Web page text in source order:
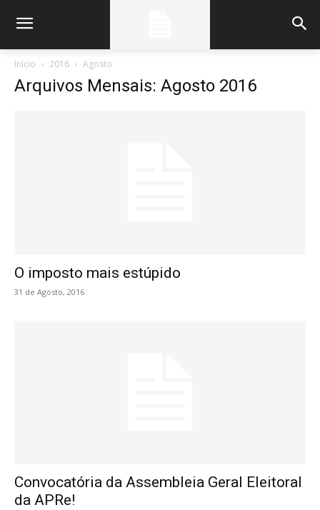
Início 2016 Agosto
Arquivos Mensais: Agosto 2016
O imposto mais estúpido
31 de Agosto, 2016
Convocatória da Assembleia Geral Eleitoral
da APRe!